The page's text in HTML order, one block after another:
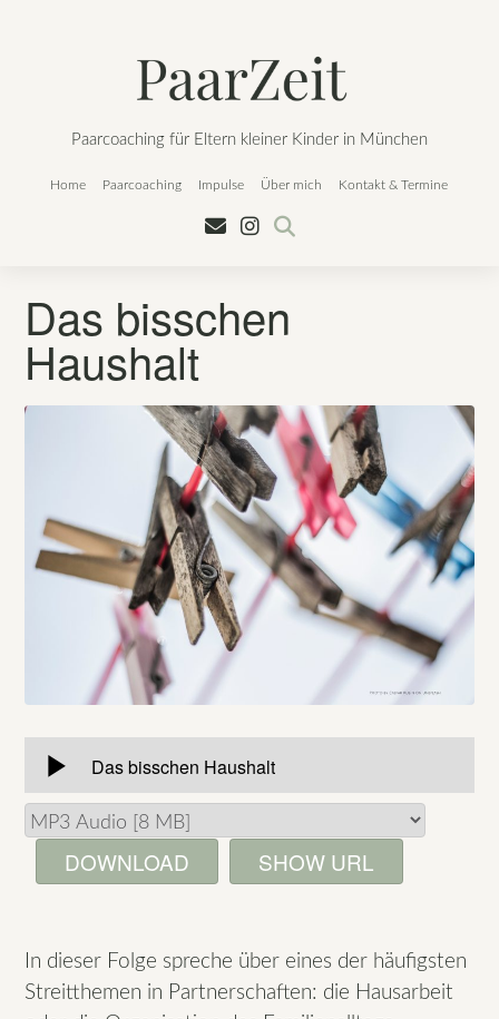
Paarcoaching für Eltern kleiner Kinder in München
Home Paarcoaching Impulse Über mich Kontakt & Termine
Das bisschen
Haushalt
DOWNLOAD SHOW URL
In dieser Folge spreche über eines der häufigsten
Streitthemen in Partnerschaften: die Hausarbeit